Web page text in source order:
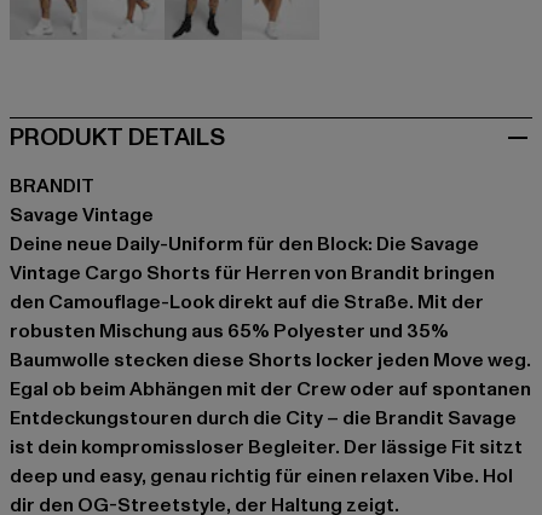
PRODUKT DETAILS
BRANDIT
Savage Vintage
Deine neue Daily-Uniform für den Block: Die Savage
Vintage Cargo Shorts für Herren von Brandit bringen
den Camouflage-Look direkt auf die Straße. Mit der
robusten Mischung aus 65% Polyester und 35%
Baumwolle stecken diese Shorts locker jeden Move weg.
Egal ob beim Abhängen mit der Crew oder auf spontanen
Entdeckungstouren durch die City – die Brandit Savage
ist dein kompromissloser Begleiter. Der lässige Fit sitzt
deep und easy, genau richtig für einen relaxen Vibe. Hol
dir den OG-Streetstyle, der Haltung zeigt.